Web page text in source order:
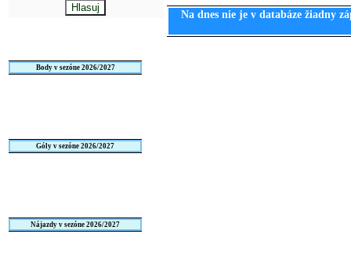
Body v sezóne 2026/2027
Góly v sezóne 2026/2027
Nájazdy v sezóne 2026/2027
Na dnes nie je v databáze žiadny